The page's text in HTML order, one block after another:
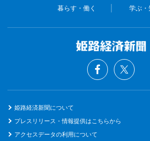
暮らす・働く 学ぶ・
姫路経済新聞について
プレスリリース・情報提供はこちらから
アクセスデータの利用について